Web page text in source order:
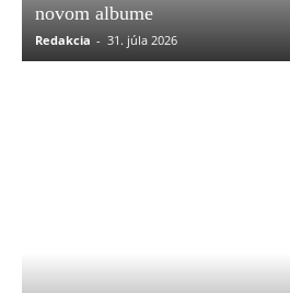
novom albume
Redakcia - 31. júla 2026